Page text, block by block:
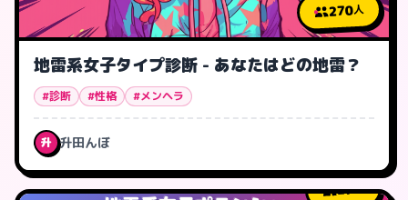
270人
地雷系女子タイプ診断 - あなたはどの地雷？
#診断 #性格 #メンヘラ
升 升田んぼ
27人